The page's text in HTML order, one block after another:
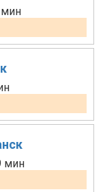
мин
мин